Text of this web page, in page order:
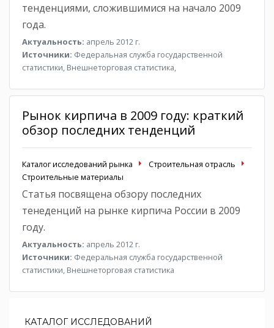
тенденциями, сложившимися на начало 2009
года.
Актуальность: апрель 2012 г.
Источники: Федеральная служба государственной
статистики, Внешнеторговая статистика,
Рынок кирпича в 2009 году: краткий
обзор последних тенденций
Каталог исследований рынка
Строительная отрасль
Строительные материалы
Статья посвящена обзору последних
тенеденций на рынке кирпича России в 2009
году.
Актуальность: апрель 2012 г.
Источники: Федеральная служба государственной
статистики, Внешнеторговая статистика
КАТАЛОГ ИССЛЕДОВАНИЙ